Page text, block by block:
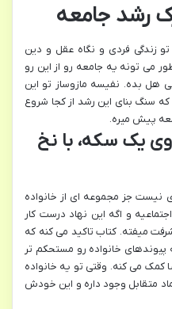
رشد جامعه
زندگی فردی و نگاه عقل و دین
می تونه یه جامعه رو از این رو
هل بده. نفیسه مازوساز تو این
سنگ بنای این رشد از کجا شروع
پیش میره.
یک سکه، با نخ
نیست جز مجموعه ای از خانواده
و اگه این نهاد درست کار
میفته. کتاب تاکید می کنه که
خانواده رو مستحکم تر
کمک می کنه. وقتی تو یه خانواده
متقابل وجود داره و این خودش